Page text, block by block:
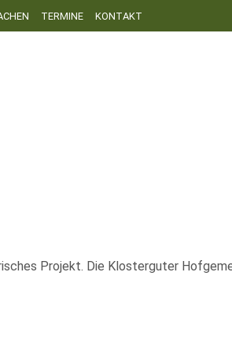
TERMINE KONTAKT
Projekt. Die Klosterguter